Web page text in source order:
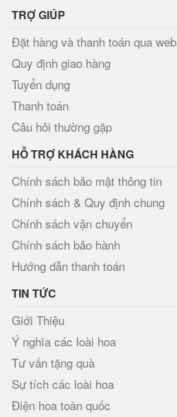
TRỢ GIÚP
Đặt hàng và thanh toán qua web
Quy định giao hàng
Tuyển dụng
Thanh toán
Câu hỏi thường gặp
HỖ TRỢ KHÁCH HÀNG
Chính sách bảo mật thông tin
Chính sách & Quy định chung
Chính sách vận chuyển
Chính sách bảo hành
Hướng dẫn thanh toán
TIN TỨC
Giới Thiệu
Ý nghĩa các loài hoa
Tư vấn tặng quà
Sự tích các loài hoa
Điện hoa toàn quốc